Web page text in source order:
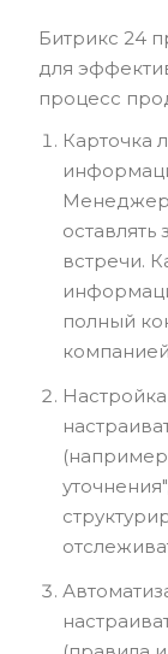
Битрикс 24
для
процесс
Карточка
оставлять
встречи.
полный